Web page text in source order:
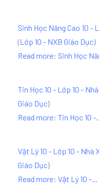
Sinh Học Nâng Cao 10 -
(Lớp 10 - NXB Giáo Dục)
Read more: Sinh Học
Tin Học 10 - Lớp 10 -
Giáo Dục)
Read more: Tin Học 10 -
Vật Lý 10 - Lớp 10 - Nhà
Giáo Dục)
Read more: Vật Lý 10 -...